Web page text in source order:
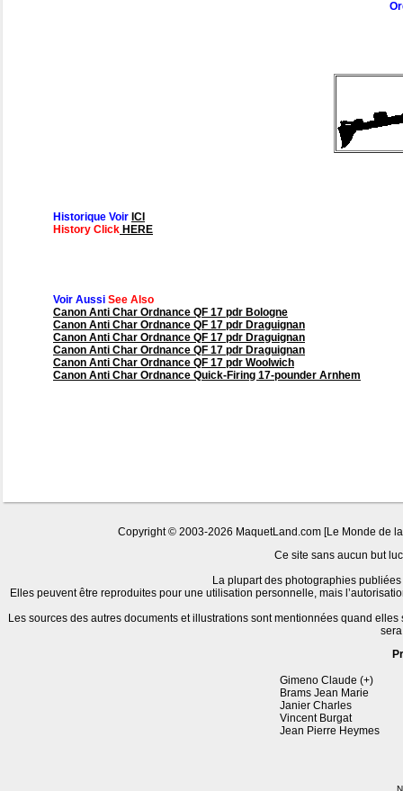
Historique Voir ICI
History Click HERE
Voir Aussi See Also
Canon Anti Char Ordnance QF 17 pdr Bologne
Canon Anti Char Ordnance QF 17 pdr Draguignan
Canon Anti Char Ordnance QF 17 pdr Draguignan
Canon Anti Char Ordnance QF 17 pdr Draguignan
Canon Anti Char Ordnance QF 17 pdr Woolwich
Canon Anti Char Ordnance Quick-Firing 17-pounder Arnhem
Copyright © 2003-2026 MaquetLand.com [Le Monde de
Ce site sans aucun but
La plupart des photographies
Elles peuvent être reproduites pour une utilisation personnelle, mais
Les sources des autres documents et illustrations sont mentionnées quand
Gimeno Claude (+)
Brams Jean Marie
Janier Charles
Vincent Burgat
Jean Pierre Heymes